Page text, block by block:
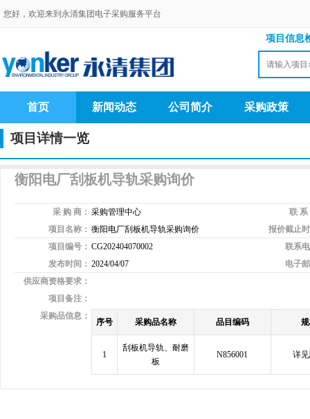
您好，欢迎来到永清集团电子采购服务平台
项目信息
首页 新闻动态 公司简介 采购政策
项目详情一览
衡阳电厂刮板机导轨采购询价
采 购 商： 采购管理中心
联 系
项目名称： 衡阳电厂刮板机导轨采购询价
报价截止
项目编号： CG202404070002
联系
发布时间： 2024/04/07
电子
供应商资格要求：
项目备注：
采购品信息：
序号 采购品名称 品目编码
1
刮板机导轨、耐磨
板
N856001 详